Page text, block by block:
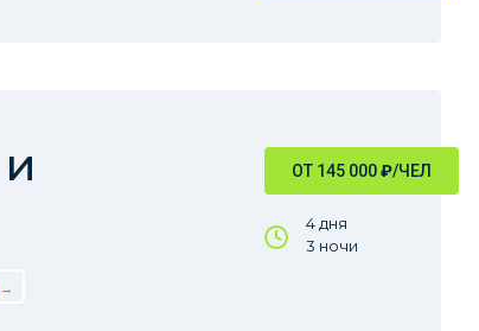
ОТ 145 000₽/ЧЕЛ
4 дня
3 ночи